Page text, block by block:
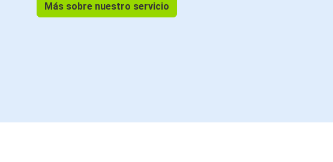
Más sobre nuestro servicio